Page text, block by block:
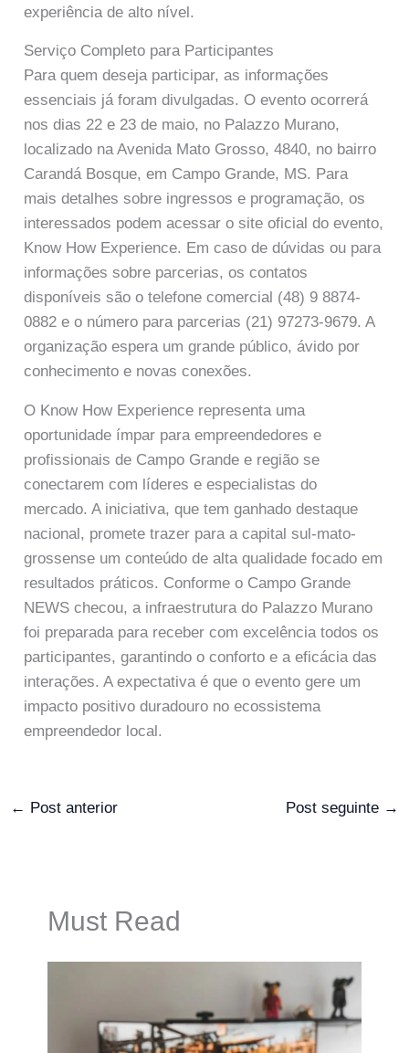
experiência de alto nível.
Serviço Completo para Participantes
Para quem deseja participar, as informações
essenciais já foram divulgadas. O evento ocorrerá
nos dias 22 e 23 de maio, no Palazzo Murano,
localizado na Avenida Mato Grosso, 4840, no bairro
Carandá Bosque, em Campo Grande, MS. Para
mais detalhes sobre ingressos e programação, os
interessados podem acessar o site oficial do evento,
Know How Experience. Em caso de dúvidas ou para
informações sobre parcerias, os contatos
disponíveis são o telefone comercial (48) 9 8874-
0882 e o número para parcerias (21) 97273-9679. A
organização espera um grande público, ávido por
conhecimento e novas conexões.
O Know How Experience representa uma
oportunidade ímpar para empreendedores e
profissionais de Campo Grande e região se
conectarem com líderes e especialistas do
mercado. A iniciativa, que tem ganhado destaque
nacional, promete trazer para a capital sul-mato-
grossense um conteúdo de alta qualidade focado em
resultados práticos. Conforme o Campo Grande
NEWS checou, a infraestrutura do Palazzo Murano
foi preparada para receber com excelência todos os
participantes, garantindo o conforto e a eficácia das
interações. A expectativa é que o evento gere um
impacto positivo duradouro no ecossistema
empreendedor local.
← Post anterior Post seguinte →
Must Read